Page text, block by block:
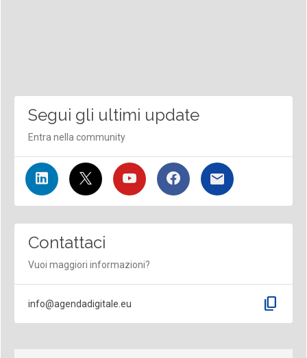
Segui gli ultimi update
Entra nella community
Contattaci
Vuoi maggiori informazioni?
info@agendadigitale.eu content_copy